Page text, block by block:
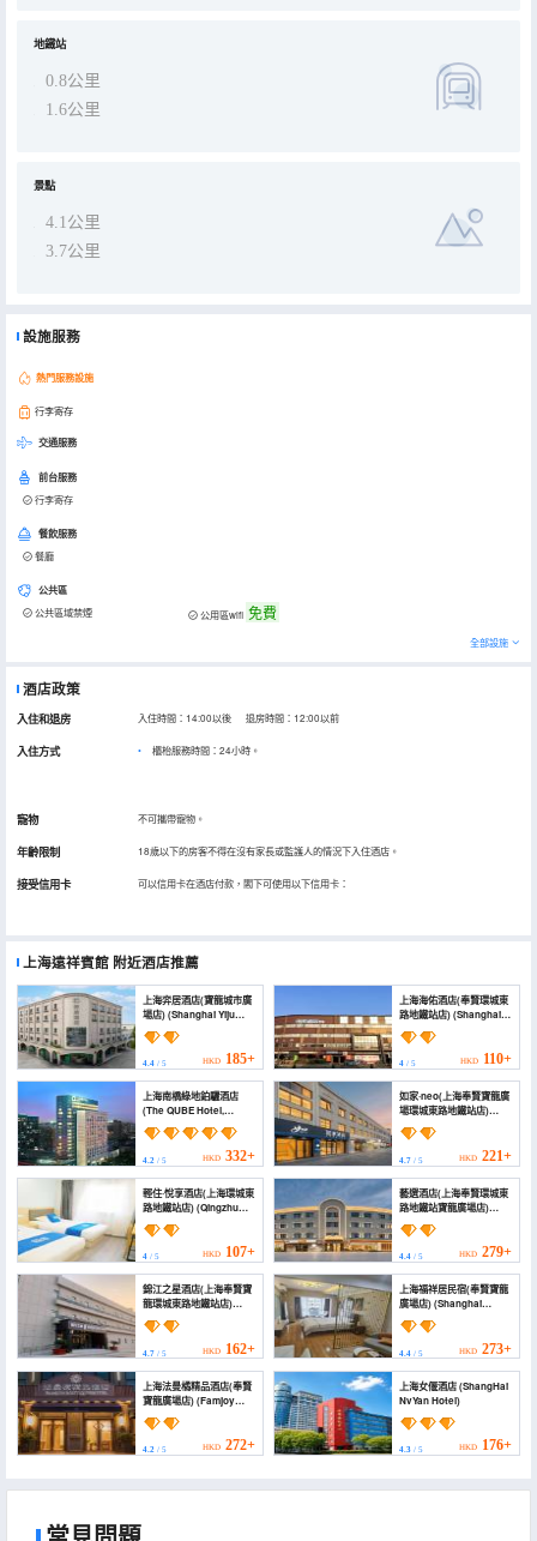
地鐵站
0.8公里
1.6公里
景點
4.1公里
3.7公里
設施服務
熱門服務設施
行李寄存
交通服務
前台服務
行李寄存
餐飲服務
餐廳
公共區
公共區域禁煙 公用區wifi 免費
全部設施
酒店政策
入住和退房 入住時間：14:00以後 退房時間：12:00以前
入住方式 櫃枱服務時間：24小時。
寵物 不可攜帶寵物。
年齡限制 18歲以下的房客不得在沒有家長或監護人的情況下入住酒店。
接受信用卡 可以信用卡在酒店付款，閣下可使用以下信用卡：
上海遠祥賓館 附近酒店推薦
上海弈居酒店(寶龍城市廣
場店) (Shanghai Yiju
Hotel (Baolong City
Plaza))
4.4 / 5 HKD 185+
上海海佑酒店(奉賢環城東
路地鐵站店) (Shanghai
Haiyou Hotel (Fengxian
Huancheng East Road
Subway Station))
4/ 5 HKD 110+
上海南橋綠地鉑驪酒店
(The QUBE Hotel,
Shanghai)
4.2 / 5 HKD 332+
如家·neo(上海奉賢寶龍廣
場環城東路地鐵站店)
(Home Inn Neo
(Shanghai Fengxian
Baolongguangchang
Huanchengdonglu
Subway Station))
4.7/ 5 HKD 221+
輕住·悅享酒店(上海環城東
路地鐵站店) (Qingzhu
Yuexiang Hotel
(Shanghai East
Huancheng Road Metro
Station))
4 / 5 HKD 107+
藝選酒店(上海奉賢環城東
路地鐵站寶龍廣場店)
(Yixuan Hotel
(Shanghai Fengxian
Huancheng East Road
Metro Station
Powerlong Plaza
Branch))
4.4/ 5 HKD 279+
錦江之星酒店(上海奉賢寶
龍環城東路地鐵站店)
(Jinjiang Inn)
4.7 / 5 HKD 162+
上海福祥居民宿(奉賢寶龍
廣場店) (Shanghai
Fuxiangju Homestay
(Fengxian Baolong
4.4/ 5 HKD 273+
上海法曼橘精品酒店(奉賢
寶龍廣場店) (Famjoy
Boutique Hotel)
4.2 / 5 HKD 272+
上海女偃酒店 (ShangHai
NvYan Hotel)
4.3/ 5 HKD 176+